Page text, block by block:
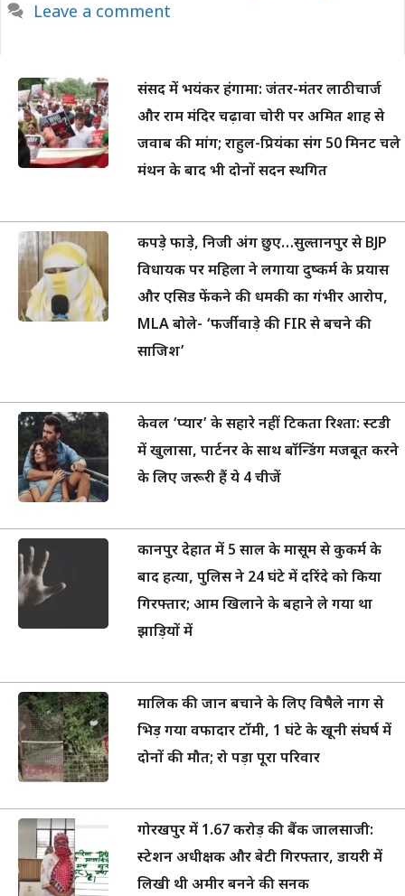
Leave a comment
संसद में भयंकर हंगामा: जंतर-मंतर लाठीचार्ज
और राम मंदिर चढ़ावा चोरी पर अमित शाह से
जवाब की मांग; राहुल-प्रियंका संग 50 मिनट चले
मंथन के बाद भी दोनों सदन स्थगित
कपड़े फाड़े, निजी अंग छुए…सुल्तानपुर से BJP
विधायक पर महिला ने लगाया दुष्कर्म के प्रयास
और एसिड फेंकने की धमकी का गंभीर आरोप,
MLA बोले- ‘फर्जीवाड़े की FIR से बचने की
साजिश’
केवल ‘प्यार’ के सहारे नहीं टिकता रिश्ता: स्टडी
में खुलासा, पार्टनर के साथ बॉन्डिंग मजबूत करने
के लिए जरूरी हैं ये 4 चीजें
कानपुर देहात में 5 साल के मासूम से कुकर्म के
बाद हत्या, पुलिस ने 24 घंटे में दरिंदे को किया
गिरफ्तार; आम खिलाने के बहाने ले गया था
झाड़ियों में
मालिक की जान बचाने के लिए विषैले नाग से
भिड़ गया वफादार टॉमी, 1 घंटे के खूनी संघर्ष में
दोनों की मौत; रो पड़ा पूरा परिवार
गोरखपुर में 1.67 करोड़ की बैंक जालसाजी:
स्टेशन अधीक्षक और बेटी गिरफ्तार, डायरी में
लिखी थी अमीर बनने की सनक